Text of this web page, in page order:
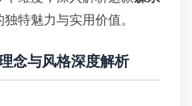
独特魅力与实用价值。
念与风格深度解析